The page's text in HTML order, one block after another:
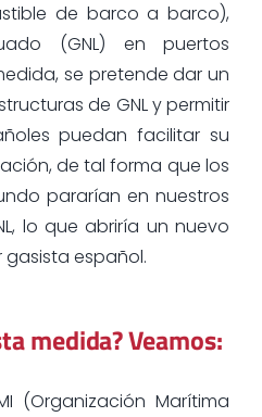
de barco a barco),
(GNL) en puertos
se pretende dar un
de GNL y permitir
puedan facilitar su
de tal forma que los
pararían en nuestros
lo que abriría un nuevo
español.
medida? Veamos:
(Organización Marítima